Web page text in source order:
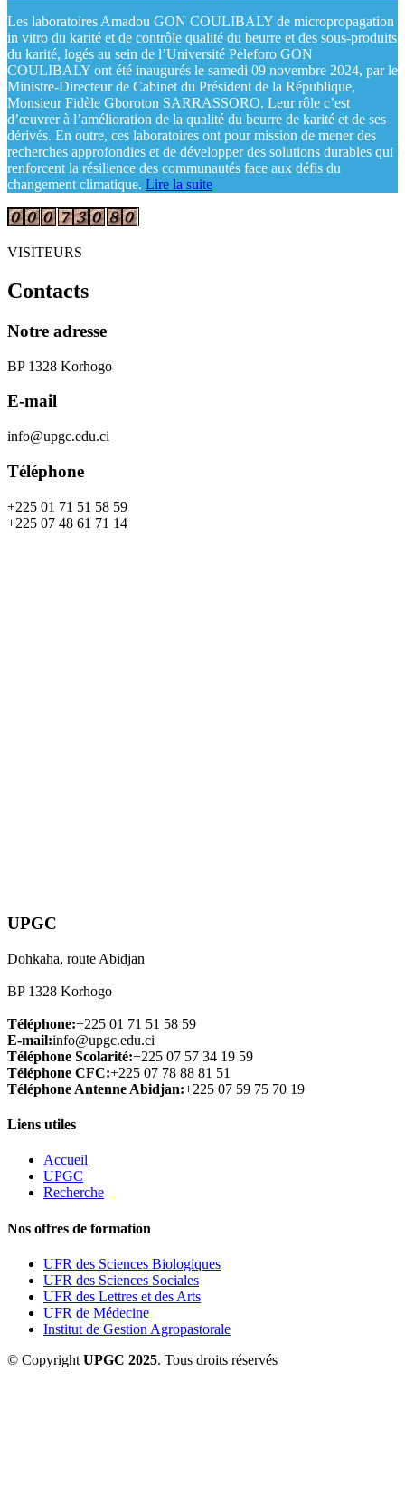
Les laboratoires Amadou GON COULIBALY de micropropagation
in vitro du karité et de contrôle qualité du beurre et des sous-produits
du karité, logés au sein de l’Université Peleforo GON
COULIBALY ont été inaugurés le samedi 09 novembre 2024, par le
Ministre-Directeur de Cabinet du Président de la République,
Monsieur Fidèle Gboroton SARRASSORO. Leur rôle c’est
d’œuvrer à l’amélioration de la qualité du beurre de karité et de ses
dérivés. En outre, ces laboratoires ont pour mission de mener des
recherches approfondies et de développer des solutions durables qui
renforcent la résilience des communautés face aux défis du
changement climatique. Lire la suite
VISITEURS
Contacts
Notre adresse
BP 1328 Korhogo
E-mail
info@upgc.edu.ci
Téléphone
+225 01 71 51 58 59
+225 07 48 61 71 14
UPGC
Dohkaha, route Abidjan
BP 1328 Korhogo
Téléphone:+225 01 71 51 58 59
E-mail:info@upgc.edu.ci
Téléphone Scolarité:+225 07 57 34 19 59
Téléphone CFC:+225 07 78 88 81 51
Téléphone Antenne Abidjan:+225 07 59 75 70 19
Liens utiles
Accueil
UPGC
Recherche
Nos offres de formation
UFR des Sciences Biologiques
UFR des Sciences Sociales
UFR des Lettres et des Arts
UFR de Médecine
Institut de Gestion Agropastorale
© Copyright UPGC 2025. Tous droits réservés